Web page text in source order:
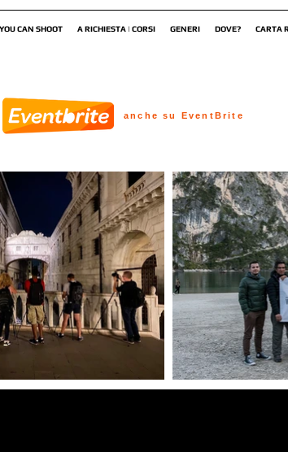
CAN SHOOT A RICHIESTA | CORSI GENERI DOVE? CARTA
anche su EventBrite